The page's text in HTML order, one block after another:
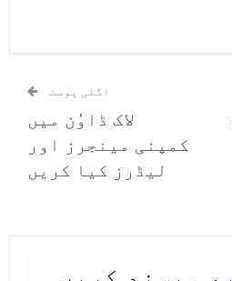
اگلی پوسٹ
لاک ڈاوُن میں
کمپنی مینجرز اور
لیڈرز کیا کریں